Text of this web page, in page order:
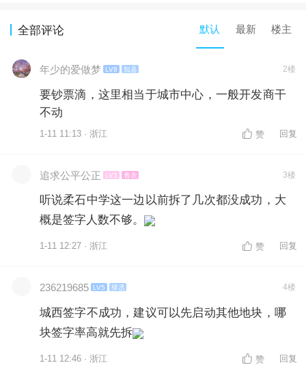
全部评论 默认 最新 楼主
年少的爱做梦 LV8 知县 2楼
要钞票滴，这里相当于城市中心，一般开发商干
不动
1-11 11:13 · 浙江 赞 回复
追求公平公正 LV3 青衣 3楼
听说柔石中学这一边以前拆了几次都没成功，大
概是签字人数不够。
1-11 12:27 · 浙江 赞 回复
236219685 LV5 驿丞 4楼
城西签字不成功，建议可以先启动其他地块，哪
块签字率高就先拆
1-11 12:46 · 浙江 赞 回复